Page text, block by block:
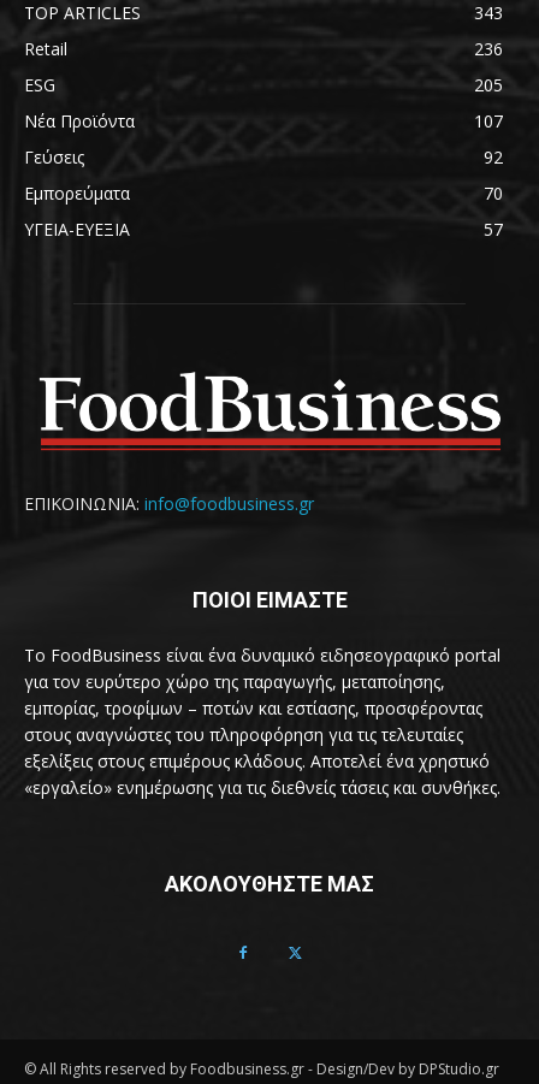
TOP ARTICLES
343
Retail
236
ESG
205
Νέα Προϊόντα
107
Γεύσεις
92
Εμπορεύματα
70
ΥΓΕΙΑ-ΕΥΕΞΙΑ
57
ΕΠΙΚΟΙΝΩΝΙΑ: info@foodbusiness.gr
ΠΟΙΟΙ ΕΙΜΑΣΤΕ
Το FoodBusiness είναι ένα δυναμικό ειδησεογραφικό portal
για τον ευρύτερο χώρο της παραγωγής, μεταποίησης,
εμπορίας, τροφίμων – ποτών και εστίασης, προσφέροντας
στους αναγνώστες του πληροφόρηση για τις τελευταίες
εξελίξεις στους επιμέρους κλάδους. Αποτελεί ένα χρηστικό
«εργαλείο» ενημέρωσης για τις διεθνείς τάσεις και συνθήκες.
ΑΚΟΛΟΥΘΗΣΤΕ ΜΑΣ
© All Rights reserved by Foodbusiness.gr - Design/Dev by DPStudio.gr